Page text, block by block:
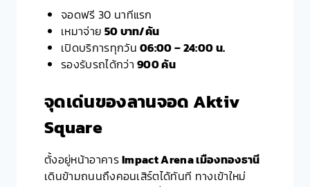
จอดฟรี 30 นาทีแรก
เหมาจ่าย 50 บาท/คัน
เปิดบริการทุกวัน06:00 – 24:00 น.
รองรับรถได้กว่า900 คัน
จุดเด่นของลานจอด Aktiv
Square
ตั้งอยู่หน้าอาคารImpact Arena เมืองทองธานี
เดินข้ามถนนถึงคอนเสิร์ตได้ทันที ทางเข้าใหม่